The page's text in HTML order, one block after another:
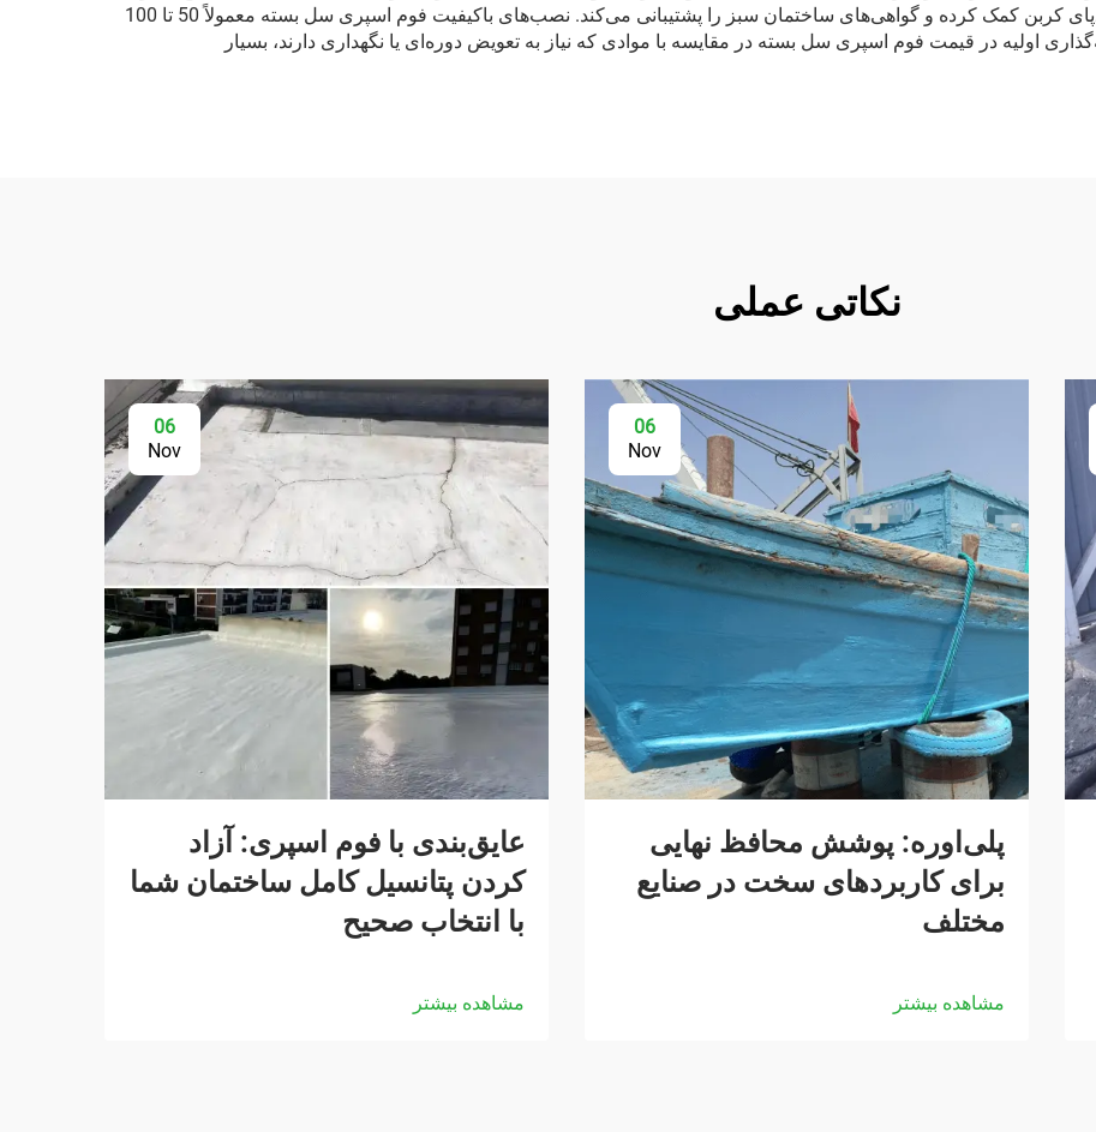
انرژی در طول عمر ساختمان می‌شود که به کاهش ردپای کربن کمک کرده و گواهی‌های ساختمان سبز را پشتیبانی می‌کند. نصب‌های باکیفیت فوم اسپری سل بسته معمولاً 50 تا 100
اولیه در قیمت فوم اسپری سل بسته در مقایسه با موادی که نیاز به تعویض دوره‌ای یا نگهداری دارند، بسیار
نکاتی عملی
06
Nov
پلی‌اوره: پوشش محافظ نهایی
برای کاربردهای سخت در صنایع
مختلف
مشاهده بیشتر
06
Nov
عایق‌بندی با فوم اسپری: آزاد
کردن پتانسیل کامل ساختمان شما
با انتخاب صحیح
مشاهده بیشتر